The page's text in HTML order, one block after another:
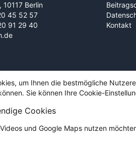
10117 Berlin
45 52 57
91 29 40
Kontakt
um Ihnen die bestmögliche
Sie können Ihre Cookie-
Cookies
und Google Maps nutzen